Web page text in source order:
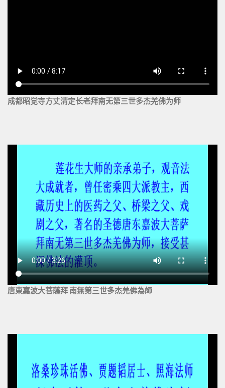
成都昭觉寺方丈清定长老拜南无第三世多杰羌佛为师
唐東嘉波大菩薩拜 南無第三世多杰羌佛為師